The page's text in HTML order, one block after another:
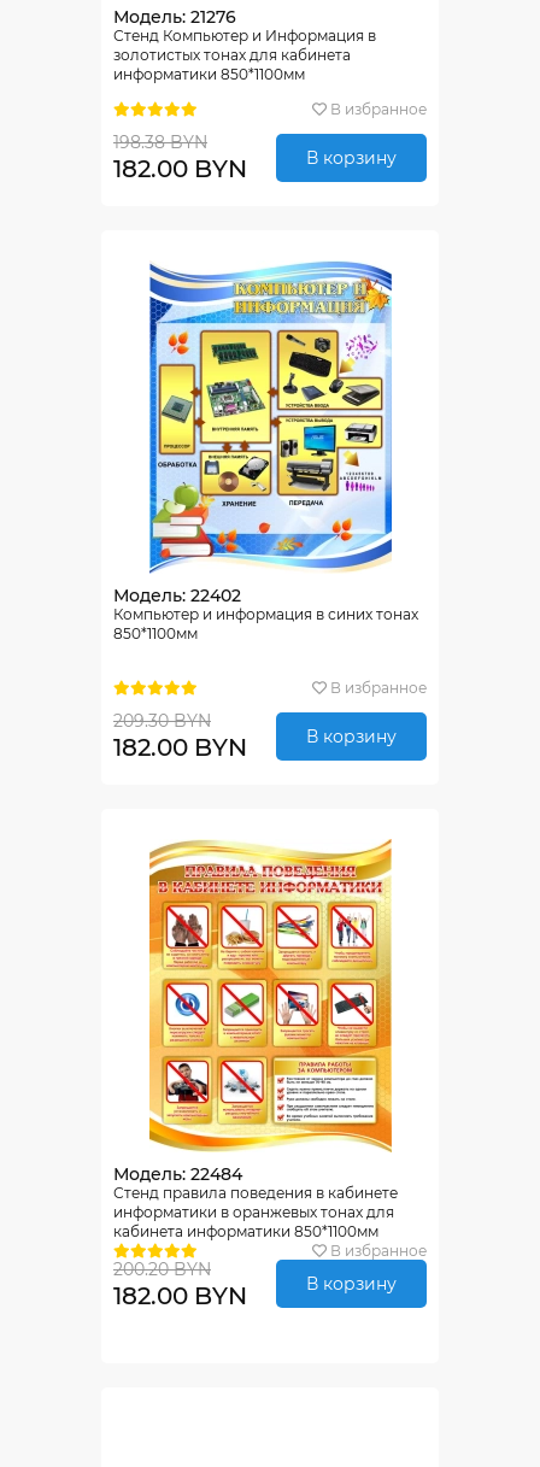
Модель: 21276
Стенд Компьютер и Информация в
золотистых тонах для кабинета
информатики 850*1100мм
В избранное
198.38 BYN
182.00 BYN В корзину
Модель: 22402
Компьютер и информация в синих тонах
850*1100мм
В избранное
209.30 BYN
182.00 BYN В корзину
Модель: 22484
Стенд правила поведения в кабинете
информатики в оранжевых тонах для
кабинета информатики 850*1100мм
В избранное
200.20 BYN
182.00 BYN В корзину